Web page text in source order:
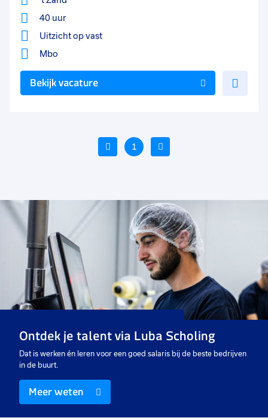
40 uur
Uitzicht op vast
Mbo
Bekijk vacature
Vorige
1
Voeg
toe
aan
favorieten
Productiemedewerker hout
40 uur
Uitzicht op vast
Ontdek je talent via Luba Scholing
Dat is werken én leren voor een goed salaris bij de beste bedrijven
in de buurt.
Meer weten